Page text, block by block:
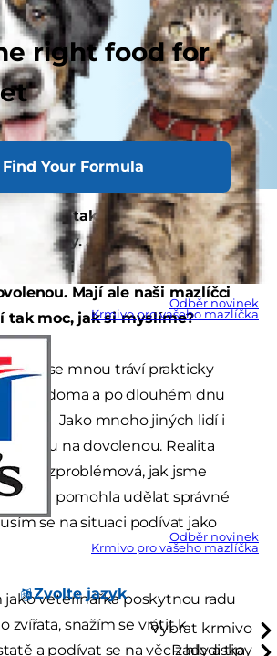
right food for
Find Your Formula
Odběr novinek
Krmivo pro vašeho mazlíčka
Odběr novinek
Krmivo pro vašeho mazlíčka
Zvolte jazyk
Vybrat krmivo
Rady a tipy
a také moc rádi tráví čas
a psy. Je proto logické, že
vzít si své domácí mazlíčky
Mají ale naši mazlíčci
tak moc, jak si myslíme?
se mnou tráví prakticky
v práci, doma a po dlouhém dnu
Jako mnoho jiných lidí i
sebou na dovolenou. Realita
tak bezproblémová, jak jsme
vám pomohla udělat správné
se na situaci podívat jako
jako veterinářka poskytnou radu
zvířata, snažím se vrátit k
a podívat se na věc z hlediska